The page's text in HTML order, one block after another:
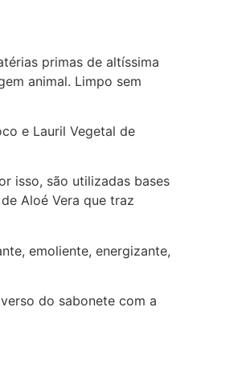
primas de altíssima
animal. Limpo sem
e Lauril Vegetal de
isso, são utilizadas bases
Aloé Vera que traz
emoliente, energizante,
do sabonete com a